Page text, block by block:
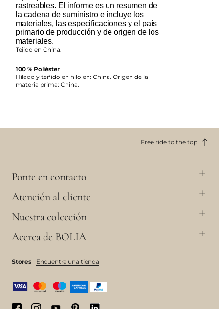
rastreables. El informe es un resumen de
la cadena de suministro e incluye los
materiales, las especificaciones y el país
primario de producción y de origen de los
materiales.
Tejido en China.
100 % Poliéster
Hilado y teñido en hilo en: China. Origen de la
materia prima: China.
Free ride to the top
Ponte en contacto
Atención al cliente
Nuestra colección
Acerca de BOLIA
Stores Encuentra una tienda